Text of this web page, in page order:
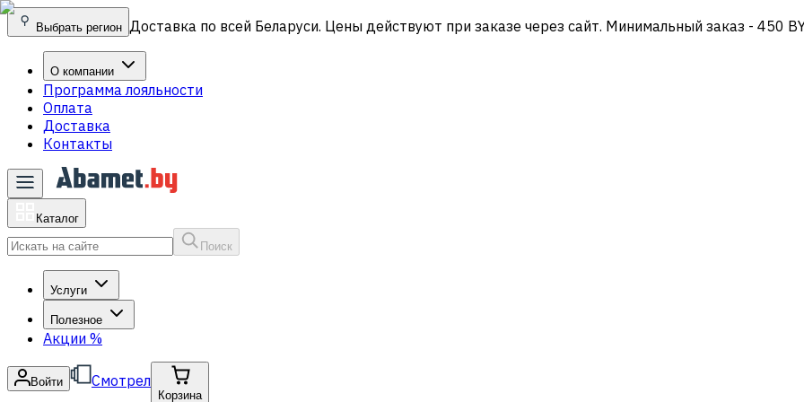
Выбрать регион Доставка по всей Беларуси. Цены действуют при заказе через сайт. Минимальный заказ - 450
О компании
Программа лояльности
Оплата
Доставка
Контакты
Каталог
Поиск
Услуги
Полезное
Акции %
Войти Смотрел
Корзина